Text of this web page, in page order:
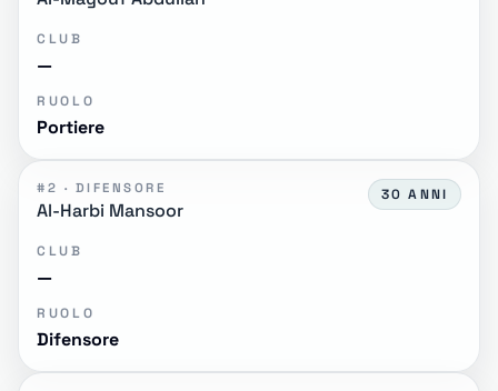
CLUB
—
RUOLO
Portiere
#2 · DIFENSORE
Al-Harbi Mansoor
30 ANNI
CLUB
—
RUOLO
Difensore